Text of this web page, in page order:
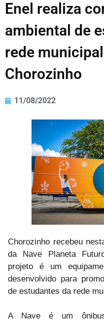
Enel realiza
ambiental de
rede
Chorozinho
11/08/2022
Chorozinho recebeu
da Nave Planeta
projeto é um
desenvolvido para
de estudantes da rede
A Nave é um